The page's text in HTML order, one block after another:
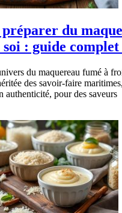
du
: guide complet
du maquereau fumé à
des savoir-faire
authenticité, pour des saveurs